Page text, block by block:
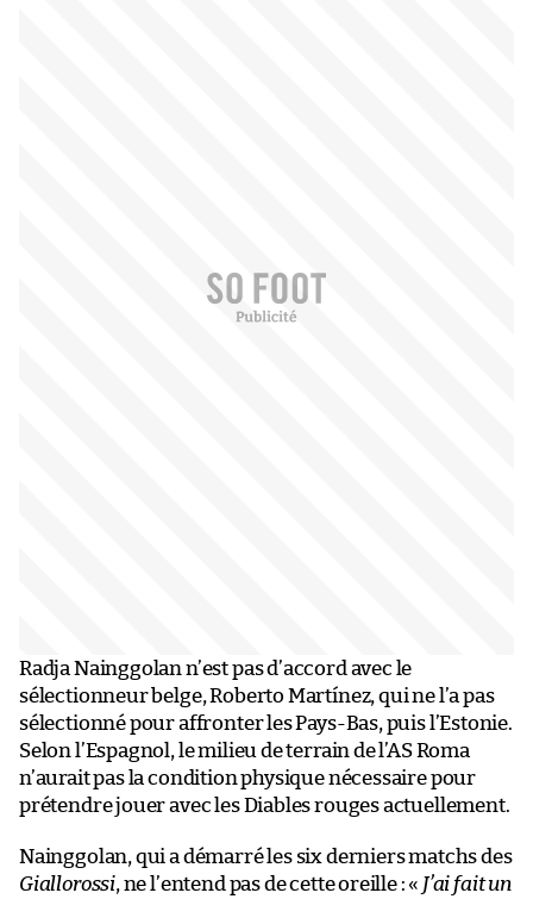
Radja Nainggolan n’est pas d’accord avec le
sélectionneur belge, Roberto Martínez, qui ne l’a pas
sélectionné pour affronter les Pays-Bas, puis l’Estonie.
Selon l’Espagnol, le milieu de terrain de l’AS Roma
n’aurait pas la condition physique nécessaire pour
prétendre jouer avec les Diables rouges actuellement.
Nainggolan, qui a démarré les six derniers matchs des
Giallorossi, ne l’entend pas de cette oreille : « J’ai fait un